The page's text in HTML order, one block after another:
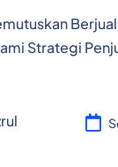
Strategi